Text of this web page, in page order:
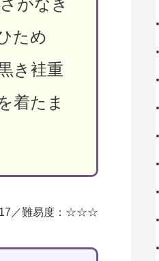
がなき
ため
き袿重
着たま
／難易度：☆☆☆